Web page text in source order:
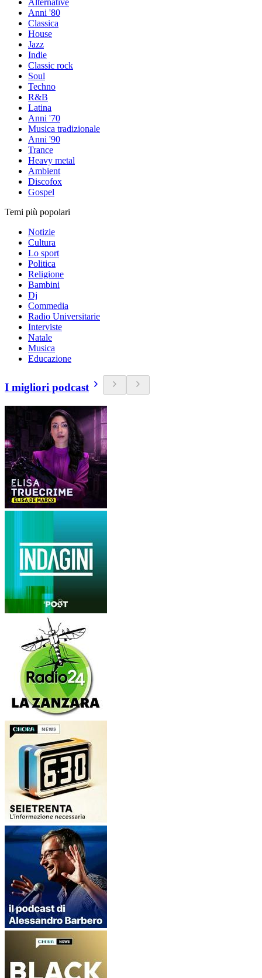
Alternative
Anni '80
Classica
House
Jazz
Indie
Classic rock
Soul
Techno
R&B
Latina
Anni '70
Musica tradizionale
Anni '90
Trance
Heavy metal
Ambient
Discofox
Gospel
Temi più popolari
Notizie
Cultura
Lo sport
Politica
Religione
Bambini
Dj
Commedia
Radio Universitarie
Interviste
Natale
Musica
Educazione
I migliori podcast